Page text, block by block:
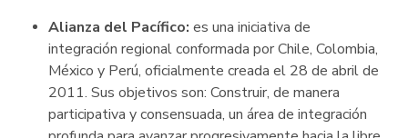
Alianza del Pacífico: es una iniciativa de
integración regional conformada por Chile, Colombia,
México y Perú, oficialmente creada el 28 de abril de
2011. Sus objetivos son: Construir, de manera
participativa y consensuada, un área de integración